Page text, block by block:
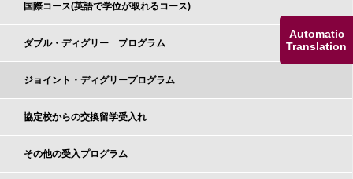
Automatic
Translation
国際コース(英語で学位が取れるコース)
ダブル・ディグリー プログラム
ジョイント・ディグリープログラム
協定校からの交換留学受入れ
その他の受入プログラム